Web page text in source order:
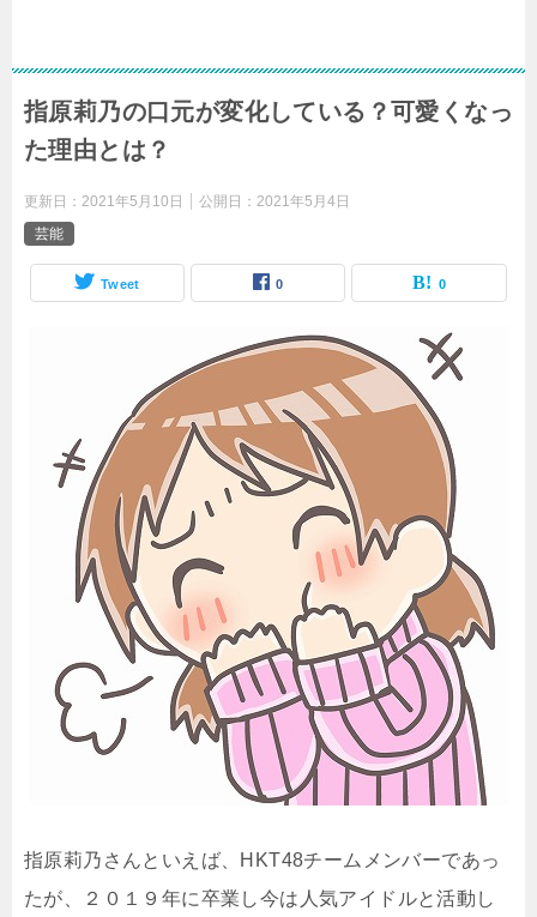
指原莉乃の口元が変化している？可愛くなっ
た理由とは？
更新日： 2021年5月10日 公開日： 2021年5月4日
芸能
Tweet 0 0
指原莉乃さんといえば、HKT48チームメンバーであっ
たが、２０１９年に卒業し今は人気アイドルと活動し